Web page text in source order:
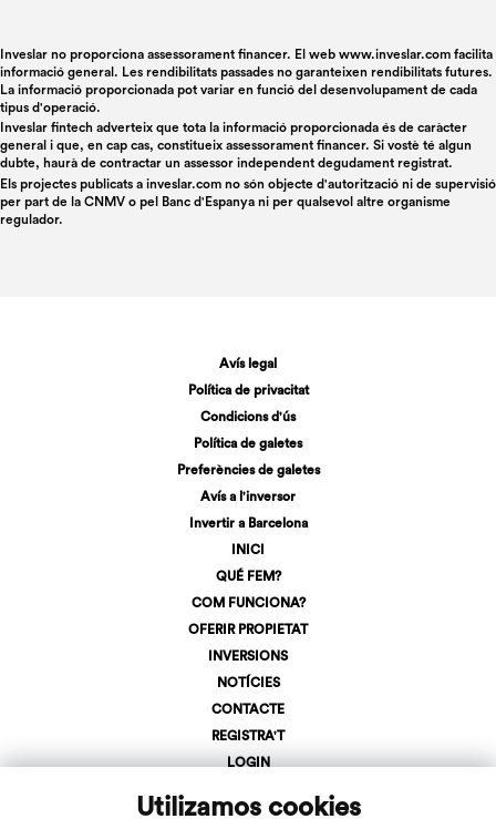
Utilizamos cookies
Inveslar no proporciona assessorament financer. El web www.inveslar.com facilita
informació general. Les rendibilitats passades no garanteixen rendibilitats futures.
La informació proporcionada pot variar en funció del desenvolupament de cada
tipus d'operació.
Inveslar fintech adverteix que tota la informació proporcionada és de caràcter
general i que, en cap cas, constitueix assessorament financer. Si vostè té algun
dubte, haurà de contractar un assessor independent degudament registrat.
Els projectes publicats a inveslar.com no són objecte d'autorització ni de supervisió
per part de la CNMV o pel Banc d'Espanya ni per qualsevol altre organisme
regulador.
Avís legal
Política de privacitat
Condicions d'ús
Política de galetes
Preferències de galetes
Avís a l'inversor
Invertir a Barcelona
INICI
QUÉ FEM?
COM FUNCIONA?
OFERIR PROPIETAT
INVERSIONS
NOTÍCIES
CONTACTE
REGISTRA'T
LOGIN
info@inveslar.com